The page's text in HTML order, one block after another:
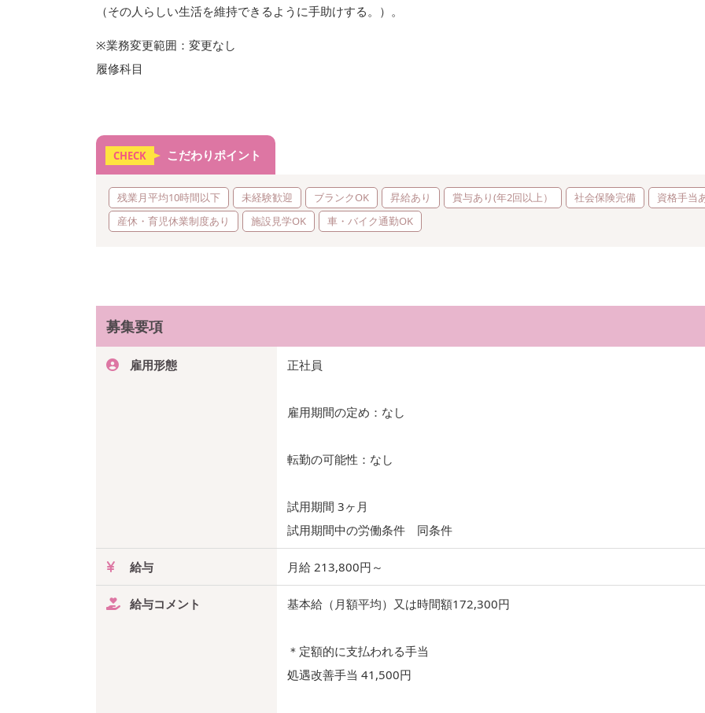
（その人らしい生活を維持できるように手助けする。）。
※業務変更範囲：変更なし
履修科目
CHECK こだわりポイント
残業月平均10時間以下 未経験歓迎 ブランクOK 昇給あり 賞与あり(年2回以上） 社会保険完備
資格手当
産休・育児休業制度あり
施設見学OK 車・バイク通勤OK
募集要項
雇用形態 正社員
雇用期間の定め：なし
転勤の可能性：なし
試用期間 3ヶ月
試用期間中の労働条件 同条件
給与 月給 213,800円～
給与コメント 基本給（月額平均）又は時間額172,300円
＊定額的に支払われる手当
処遇改善手当 41,500円